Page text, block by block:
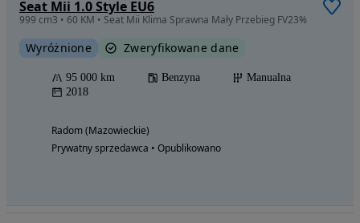
Seat Mii 1.0 Style EU6
999 cm3 • 60 KM • Seat Mii Klima Sprawna Mały Przebieg FV23%
Wyróżnione Zweryfikowane dane
95 000 km Benzyna
Manualna
2018
Radom (Mazowieckie)
Prywatny sprzedawca • Opublikowano